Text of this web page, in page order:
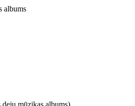
albums
mūzikas albums)